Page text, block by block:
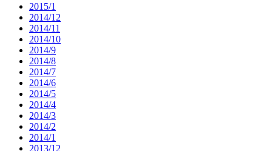
2015/1
2014/12
2014/11
2014/10
2014/9
2014/8
2014/7
2014/6
2014/5
2014/4
2014/3
2014/2
2014/1
2013/12